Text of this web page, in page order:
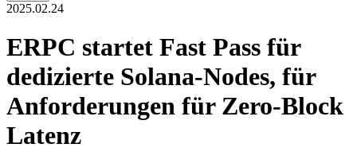
2025.02.24
ERPC startet Fast Pass für
dedizierte Solana-Nodes, für
Anforderungen für Zero-Block
Latenz